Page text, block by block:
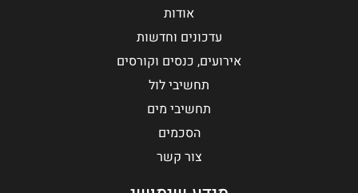
אודות
עדכונים וחדשות
אירועים, כנסים וקורסים
תחשיבי לול
תחשיבי מים
הסכמים
צור קשר